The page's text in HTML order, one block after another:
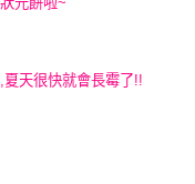
天很快就會長霉了!!